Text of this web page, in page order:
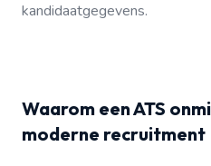
kandidaatgegevens.
Waarom een ATS
moderne recruitment